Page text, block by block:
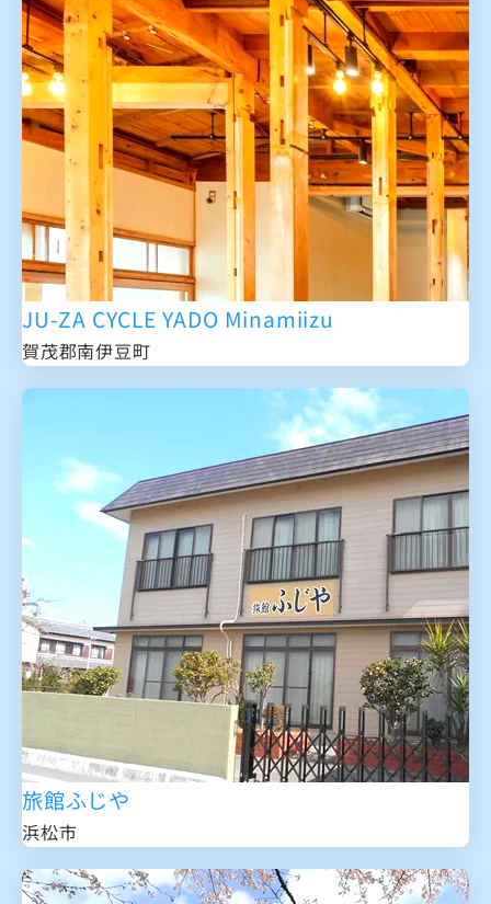
JU-ZA CYCLE YADO Minamiizu
賀茂郡南伊豆町
旅館ふじや
浜松市